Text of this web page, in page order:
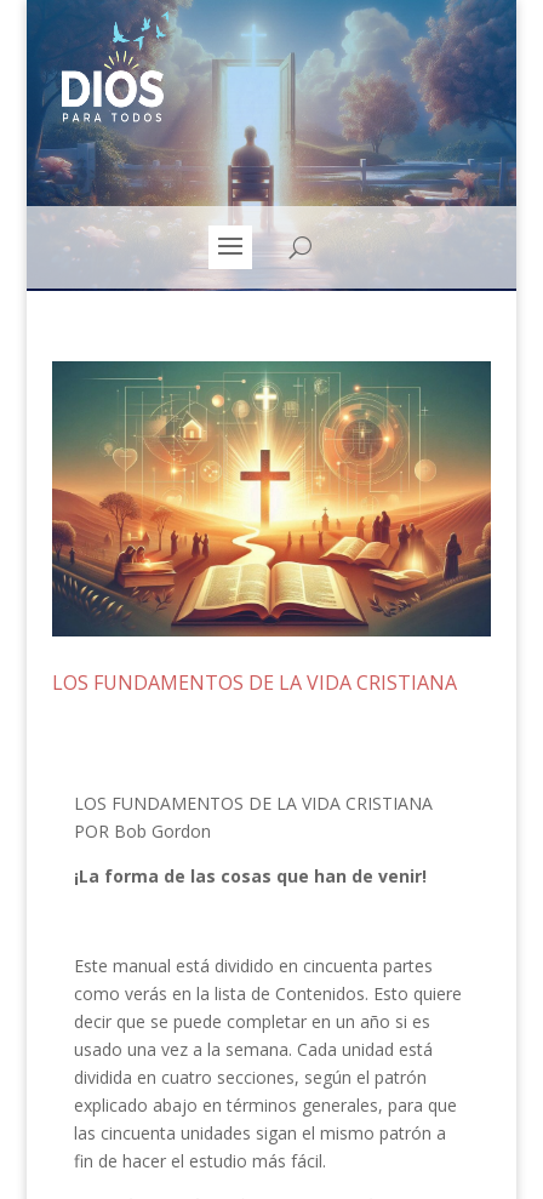
LOS FUNDAMENTOS DE LA VIDA CRISTIANA
LOS FUNDAMENTOS DE LA VIDA CRISTIANA
POR Bob Gordon
¡La forma de las cosas que han de venir!
Este manual está dividido en cincuenta partes
como verás en la lista de Contenidos. Esto quiere
decir que se puede completar en un año si es
usado una vez a la semana. Cada unidad está
dividida en cuatro secciones, según el patrón
explicado abajo en términos generales, para que
las cincuenta unidades sigan el mismo patrón a
fin de hacer el estudio más fácil.